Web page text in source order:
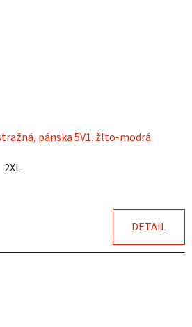
pánska 5V1. žlto-modrá
2XL
DETAIL